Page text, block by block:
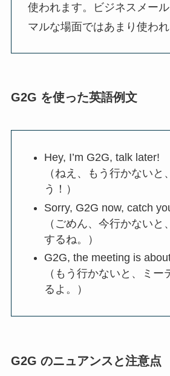
使われます。ビジネスメー
マルな場面ではあまり使われ
G2G を使った英語例文
Hey, I’m G2G, talk later!
（ねえ、もう行かないと
う！）
Sorry, G2G now, catch
（ごめん、今行かないと
するね。）
G2G, the meeting is
（もう行かないと、ミー
るよ。）
G2G のニュアンスと注意点